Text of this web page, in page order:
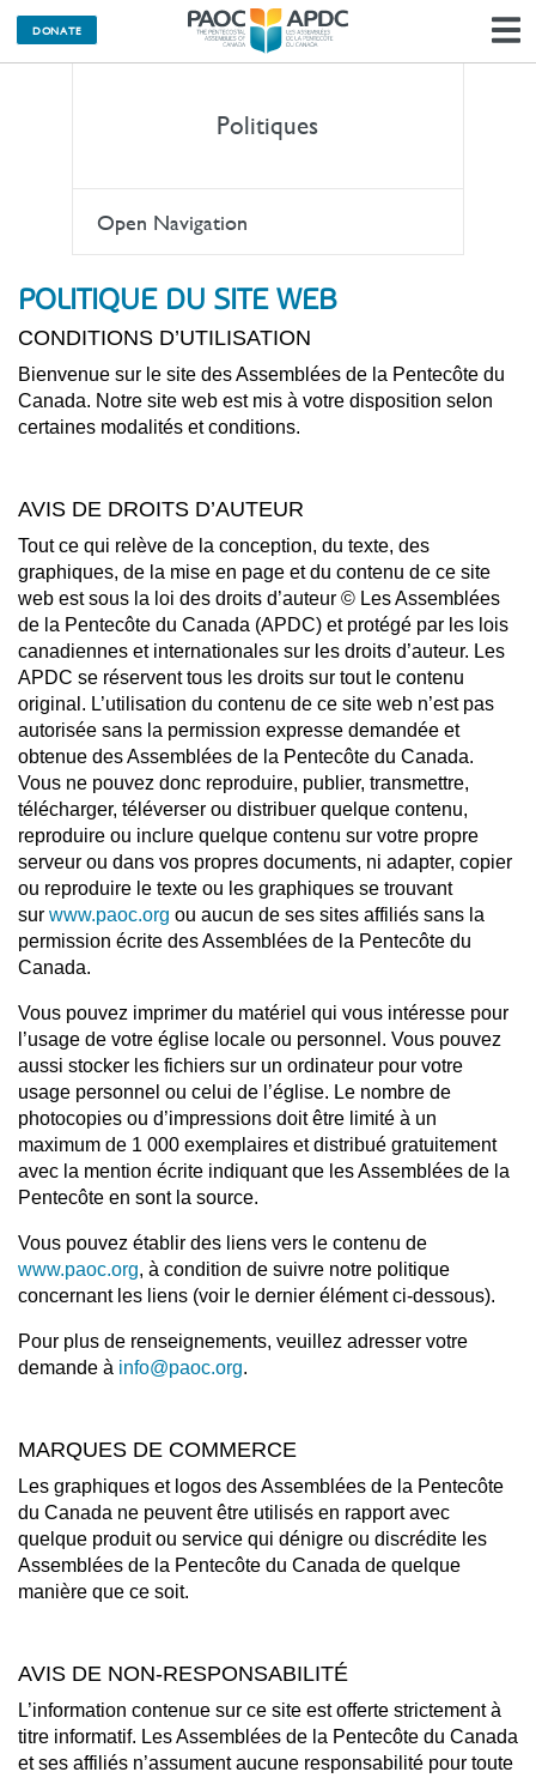
DONATE
Politiques
Open Navigation
POLITIQUE DU SITE WEB
CONDITIONS D’UTILISATION
Bienvenue sur le site des Assemblées de la Pentecôte du
Canada. Notre site web est mis à votre disposition selon
certaines modalités et conditions.
AVIS DE DROITS D’AUTEUR
Tout ce qui relève de la conception, du texte, des
graphiques, de la mise en page et du contenu de ce site
web est sous la loi des droits d’auteur © Les Assemblées
de la Pentecôte du Canada (APDC) et protégé par les lois
canadiennes et internationales sur les droits d’auteur. Les
APDC se réservent tous les droits sur tout le contenu
original. L’utilisation du contenu de ce site web n’est pas
autorisée sans la permission expresse demandée et
obtenue des Assemblées de la Pentecôte du Canada.
Vous ne pouvez donc reproduire, publier, transmettre,
télécharger, téléverser ou distribuer quelque contenu,
reproduire ou inclure quelque contenu sur votre propre
serveur ou dans vos propres documents, ni adapter, copier
ou reproduire le texte ou les graphiques se trouvant
sur www.paoc.org ou aucun de ses sites affiliés sans la
permission écrite des Assemblées de la Pentecôte du
Canada.
Vous pouvez imprimer du matériel qui vous intéresse pour
l’usage de votre église locale ou personnel. Vous pouvez
aussi stocker les fichiers sur un ordinateur pour votre
usage personnel ou celui de l’église. Le nombre de
photocopies ou d’impressions doit être limité à un
maximum de 1 000 exemplaires et distribué gratuitement
avec la mention écrite indiquant que les Assemblées de la
Pentecôte en sont la source.
Vous pouvez établir des liens vers le contenu de
www.paoc.org, à condition de suivre notre politique
concernant les liens (voir le dernier élément ci-dessous).
Pour plus de renseignements, veuillez adresser votre
demande à info@paoc.org.
MARQUES DE COMMERCE
Les graphiques et logos des Assemblées de la Pentecôte
du Canada ne peuvent être utilisés en rapport avec
quelque produit ou service qui dénigre ou discrédite les
Assemblées de la Pentecôte du Canada de quelque
manière que ce soit.
AVIS DE NON-RESPONSABILITÉ
L’information contenue sur ce site est offerte strictement à
titre informatif. Les Assemblées de la Pentecôte du Canada
et ses affiliés n’assument aucune responsabilité pour toute